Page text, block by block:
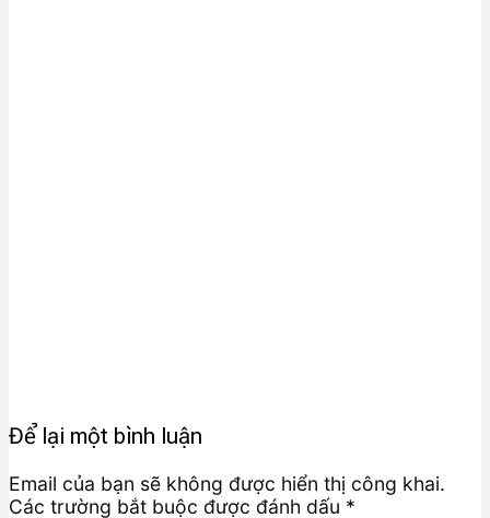
Để lại một bình luận
Email của bạn sẽ không được hiển thị công khai.
Các trường bắt buộc được đánh dấu *